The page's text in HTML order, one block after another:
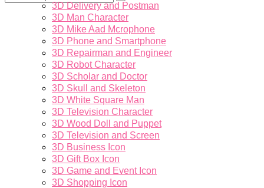
3D Delivery and Postman
3D Man Character
3D Mike Aad Mcrophone
3D Phone and Smartphone
3D Repairman and Engineer
3D Robot Character
3D Scholar and Doctor
3D Skull and Skeleton
3D White Square Man
3D Television Character
3D Wood Doll and Puppet
3D Television and Screen
3D Business Icon
3D Gift Box Icon
3D Game and Event Icon
3D Shopping Icon